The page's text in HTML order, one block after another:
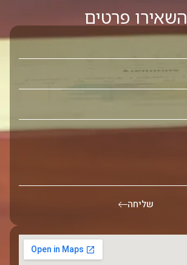
השאירו פרטים
שליחה